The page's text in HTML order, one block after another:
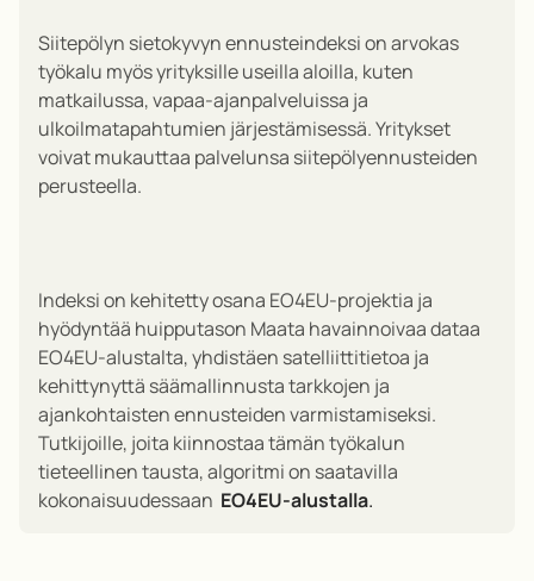
Siitepölyn sietokyvyn ennusteindeksi on arvokas
työkalu myös yrityksille useilla aloilla, kuten
matkailussa, vapaa-ajanpalveluissa ja
ulkoilmatapahtumien järjestämisessä. Yritykset
voivat mukauttaa palvelunsa siitepölyennusteiden
perusteella.
Indeksi on kehitetty osana EO4EU-projektia ja
hyödyntää huipputason Maata havainnoivaa dataa
EO4EU-alustalta, yhdistäen satelliittitietoa ja
kehittynyttä säämallinnusta tarkkojen ja
ajankohtaisten ennusteiden varmistamiseksi.
Tutkijoille, joita kiinnostaa tämän työkalun
tieteellinen tausta, algoritmi on saatavilla
kokonaisuudessaan EO4EU-alustalla.